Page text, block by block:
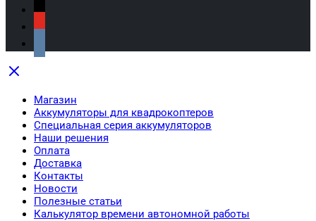
Магазин
Аккумуляторы для квадрокоптеров
Специальная серия аккумуляторов
Наши решения
Оплата
Доставка
Контакты
Новости
Полезные статьи
Калькулятор времени автономной работы